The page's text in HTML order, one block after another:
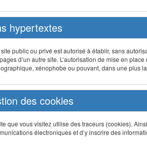
hypertextes
site public ou privé est autorisé à établir, sans
d’un autre site. L’autorisation de mise en
xénophobe ou pouvant, dans une plus
des cookies
que vous visitez utilise des traceurs (cookies).
électroniques et d’y inscrire des